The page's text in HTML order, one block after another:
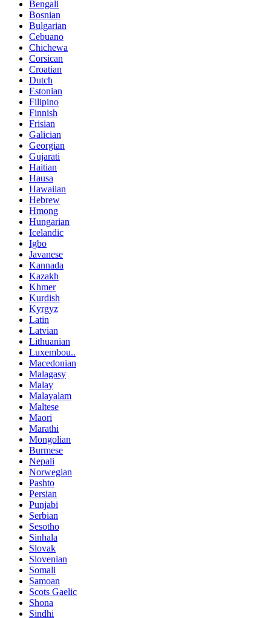
Bengali
Bosnian
Bulgarian
Cebuano
Chichewa
Corsican
Croatian
Dutch
Estonian
Filipino
Finnish
Frisian
Galician
Georgian
Gujarati
Haitian
Hausa
Hawaiian
Hebrew
Hmong
Hungarian
Icelandic
Igbo
Javanese
Kannada
Kazakh
Khmer
Kurdish
Kyrgyz
Latin
Latvian
Lithuanian
Luxembou..
Macedonian
Malagasy
Malay
Malayalam
Maltese
Maori
Marathi
Mongolian
Burmese
Nepali
Norwegian
Pashto
Persian
Punjabi
Serbian
Sesotho
Sinhala
Slovak
Slovenian
Somali
Samoan
Scots Gaelic
Shona
Sindhi